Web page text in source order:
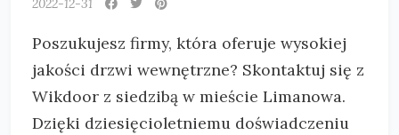
2022-12-31
Poszukujesz firmy, która oferuje wysokiej
jakości drzwi wewnętrzne? Skontaktuj się z
Wikdoor z siedzibą w mieście Limanowa.
Dzięki dziesięcioletniemu doświadczeniu